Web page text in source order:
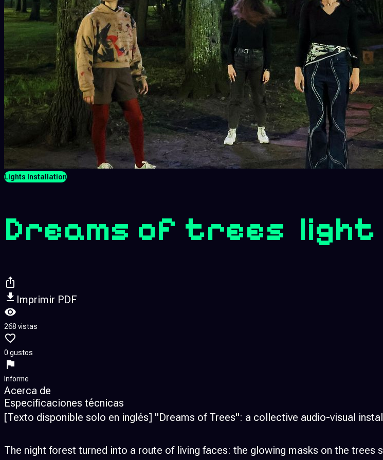
Lights Installation
Dreams of trees
Imprimir PDF
268 vistas
0 gustos
Informe
Acerca de
Especificaciones técnicas
[Texto disponible solo en inglés] "Dreams of Trees": a collective audio-visual
The night forest turned into a route of living faces: the glowing masks on the